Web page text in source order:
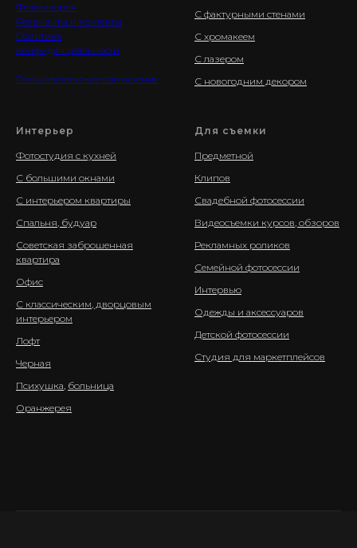
Фотогалерея
Реквизиты и контакты
Политика
конфиденциальности
Пользовательское соглашение
С фактурными стенами
С хромакеем
С лазером
С новогодним декором
Интерьер
Фотостудия с кухней
С большими окнами
С интерьером квартиры
Спальня, будуар
Советская заброшенная
квартира
Офис
С классическим, дворцовым
интерьером
Лофт
Черная
Психушка, больница
Оранжерея
Для съемки
Предметной
Клипов
Свадебной фотосессии
Видеосъемки курсов, обзоров
Рекламных роликов
Семейной фотосессии
Интервью
Одежды и аксессуаров
Детской фотосессии
Студия для маркетплейсов